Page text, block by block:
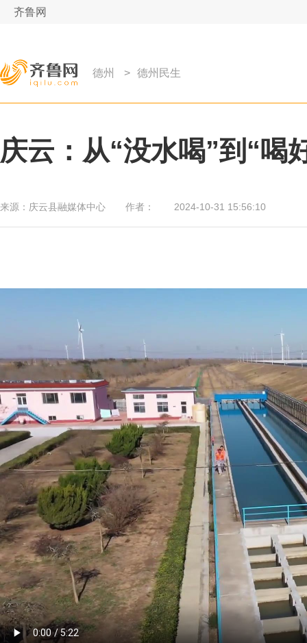
齐鲁网
德州 > 德州民生
庆云：从“没水喝”到“喝
来源： 庆云县融媒体中心 作者： 2024-10-31 15:56:10